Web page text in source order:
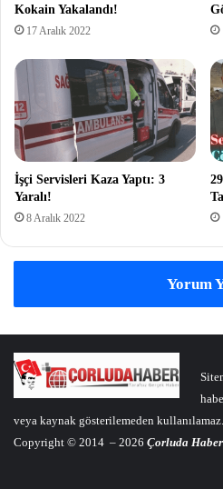
Kokain Yakalandı!
17 Aralık 2022
İşçi Servisleri Kaza Yaptı: 3
Yaralı!
8 Aralık 2022
Yorum
veya kaynak gösterilemeden kullanılamaz.
Copyright © 2014 – 2026 Çorluda Haber